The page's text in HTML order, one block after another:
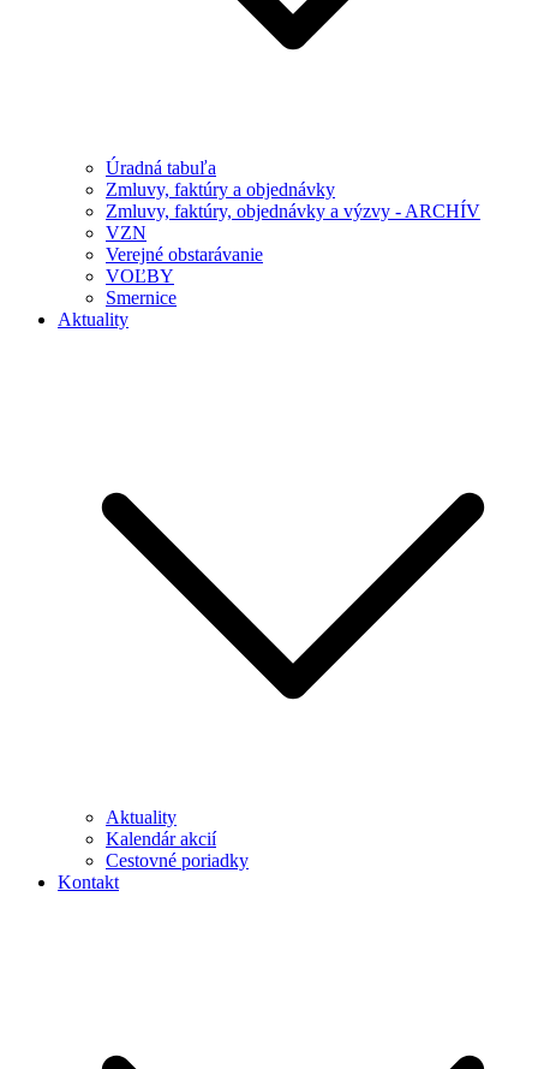
Úradná tabuľa
Zmluvy, faktúry a objednávky
Zmluvy, faktúry, objednávky a výzvy - ARCHÍV
VZN
Verejné obstarávanie
VOĽBY
Smernice
Aktuality
Aktuality
Kalendár akcií
Cestovné poriadky
Kontakt